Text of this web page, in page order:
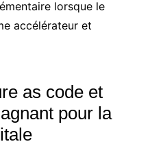
lorsque le
accélérateur et
as code et
pour la